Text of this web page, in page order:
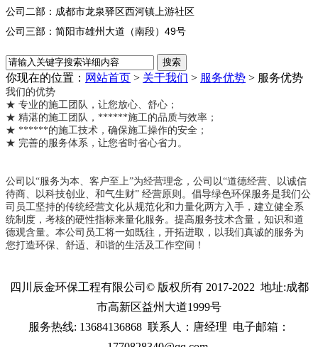
公司二部：成都市龙泉驿区西河镇上游社区
公司三部：简阳市雄州大道（南段）49号
你现在的位置： 网站首页 > 关于我们 > 服务优势 > 服务优势
我们的优势
★ 专业的施工团队，让您放心、舒心；
★ 精湛的施工团队，******施工的品质与效率；
★ ******的施工技术，确保施工操作的安全；
★ 完善的服务体系，让您省时省心省力。
公司以“服务为本、客户至上”为经营理念，公司以“道德经营、以诚信
待商、以科技创业、和气生财” 经营原则。倡导绿色环保服务是我们公
司员工坚持的传统经营文化从规范化和力量化两方入手，建立健全系
统制度，考核的硬性指标来量化服务。提高服务技术含量，知识和道
德观含量。本公司员工将一如既往，开拓进取，以我们真诚的服务为
您打造环保、舒适、和谐的生活及工作空间！
四川辰金环保工程有限公司 © 版权所有 2017-2022 地址:成都
市高新区益州大道1999号
服务热线: 13684136868 联系人：唐经理 电子邮箱：